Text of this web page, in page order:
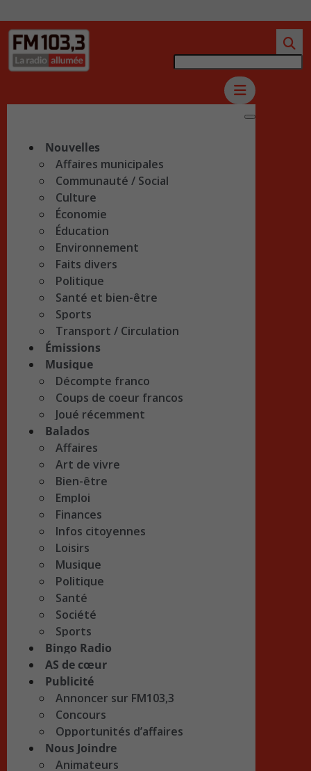
Nouvelles
Affaires municipales
Communauté / Social
Culture
Économie
Éducation
Environnement
Faits divers
Politique
Santé et bien-être
Sports
Transport / Circulation
Émissions
Musique
Décompte franco
Coups de coeur francos
Joué récemment
Balados
Affaires
Art de vivre
Bien-être
Emploi
Finances
Infos citoyennes
Loisirs
Musique
Politique
Santé
Société
Sports
Bingo Radio
AS de cœur
Publicité
Annoncer sur FM103,3
Concours
Opportunités d’affaires
Nous Joindre
Animateurs